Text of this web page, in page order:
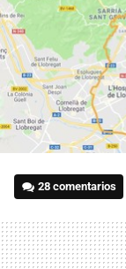
28 comentarios